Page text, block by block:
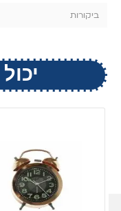
ביקורות